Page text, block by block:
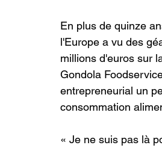
En plus de quinze
l'Europe a vu des
millions d'euros sur
Gondola
entrepreneurial un
consommation
« Je ne suis pas là